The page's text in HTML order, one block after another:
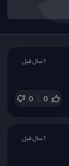
0 0
1 سال قبل
1 سال قبل